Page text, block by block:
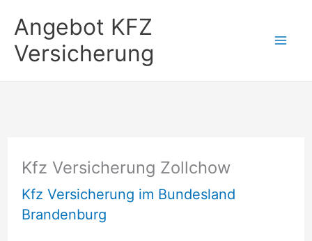
Inhalt
springen
Angebot KFZ
Versicherung
Kfz Versicherung Zollchow
Kfz Versicherung im Bundesland
Brandenburg